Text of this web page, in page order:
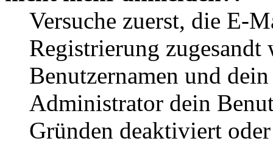
Versuche zuerst, die E-
Registrierung
Benutzernamen und
Administrator dein
Gründen deaktiviert